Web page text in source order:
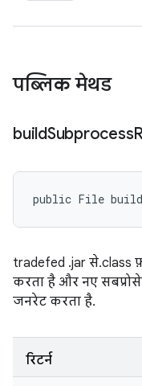
पब्लिक मेथड
buildSubprocess
public File
tradefed .jar से.class
करता है और नए
जनरेट करता है.
रिटर्न